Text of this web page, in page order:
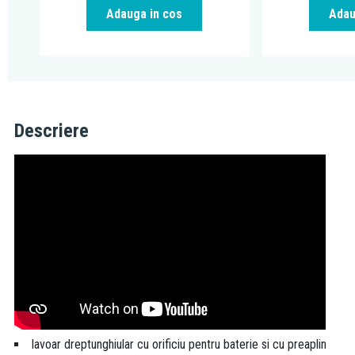
Adauga in cos
Descriere
lavoar dreptunghiular cu orificiu pentru baterie si cu preaplin